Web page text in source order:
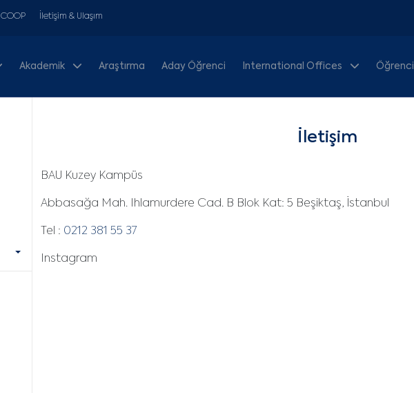
COOP İletişim & Ulaşım
Akademik Araştırma Aday Öğrenci International Offices Öğrenci
İletişim
BAU Kuzey Kampüs
Abbasağa Mah. Ihlamurdere Cad. B Blok Kat: 5 Beşiktaş, İstanbul
Tel : 0212 381 55 37
Instagram